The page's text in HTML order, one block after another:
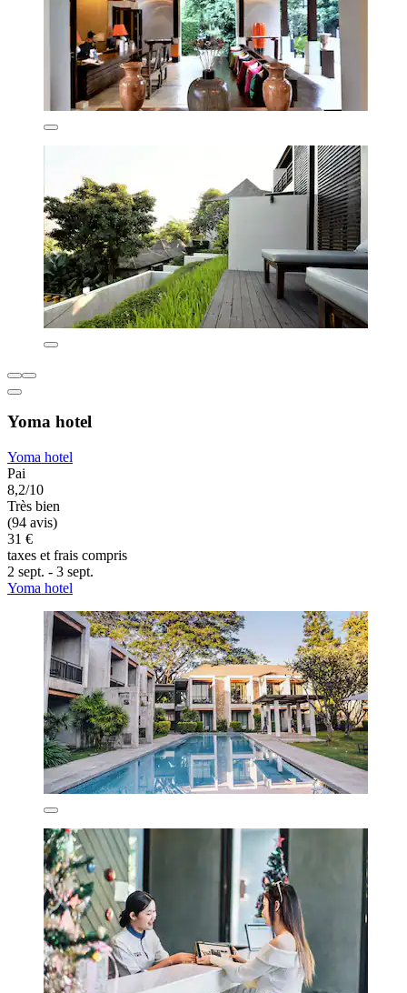
Yoma hotel
Yoma hotel
Pai
8,2/10
Très bien
(94 avis)
31 €
taxes et frais compris
2 sept. - 3 sept.
Yoma hotel